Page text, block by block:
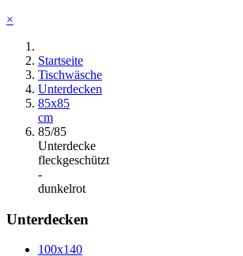
×
Startseite
Tischwäsche
Unterdecken
85x85
cm
85/85
Unterdecke
fleckgeschützt
-
dunkelrot
Unterdecken
100x140